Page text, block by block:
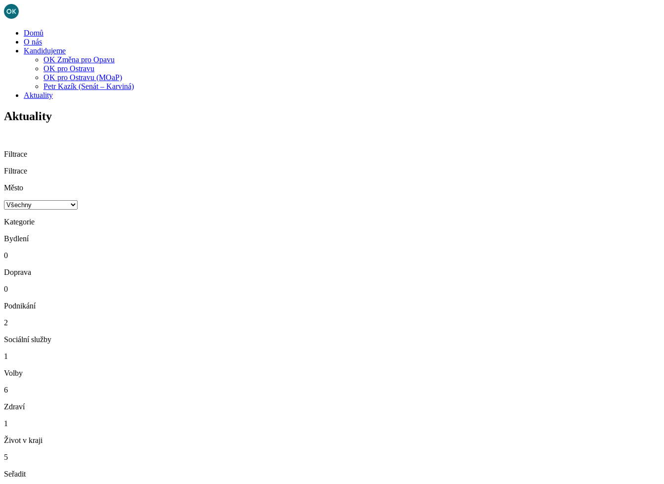
Domů
O nás
Kandidujeme
OK Změna pro Opavu
OK pro Ostravu
OK pro Ostravu (MOaP)
Petr Kazík (Senát – Karviná)
Aktuality
Aktuality
Filtrace
Filtrace
Město
Kategorie
Bydlení
0
Doprava
0
Podnikání
2
Sociální služby
1
Volby
6
Zdraví
1
Život v kraji
5
Seřadit